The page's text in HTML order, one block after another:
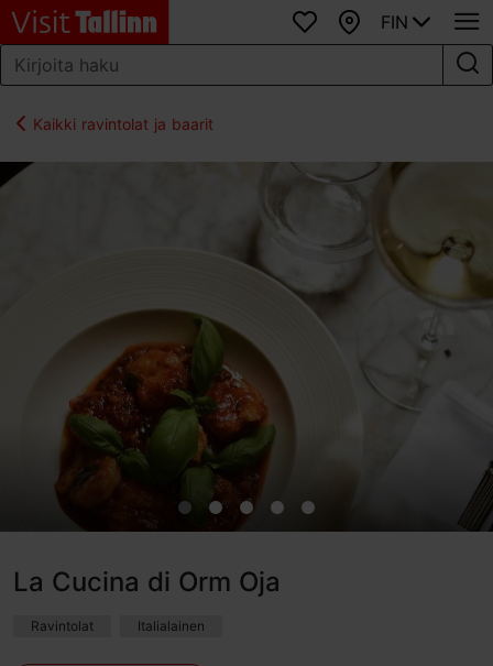
SuosikitKartta
FIN
Kaikki ravintolat ja baarit
La Cucina di Orm Oja
Ravintolat Italialainen